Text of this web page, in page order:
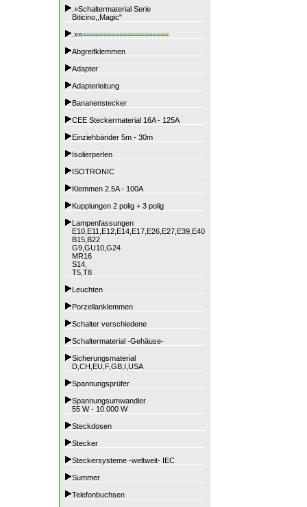
.»Schaltermaterial Serie
Biticino,,Magic"
.»»=====================
Abgreifklemmen
Adapter
Adapterleitung
Bananenstecker
CEE Steckermaterial 16A - 125A
Einziehbänder 5m - 30m
Isolierperlen
ISOTRONIC
Klemmen 2.5A - 100A
Kupplungen 2 polig + 3 polig
Lampenfassungen
E10,E11,E12,E14,E17,E26,E27,E39,E40
B15,B22
G9,GU10,G24
MR16
S14,
T5,T8
Leuchten
Porzellanklemmen
Schalter verschiedene
Schaltermaterial -Gehäuse-
Sicherungsmaterial
D,CH,EU,F,GB,I,USA
Spannungsprüfer
Spannungsumwandler
55 W - 10.000 W
Steckdosen
Stecker
Steckersysteme -weltweit- IEC
Summer
Telefonbuchsen